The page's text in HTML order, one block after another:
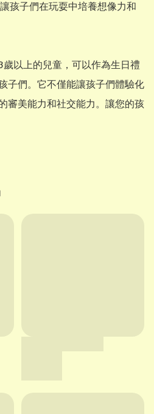
孩子們在玩耍中培養想像力和
以上的兒童，可以作為生日禮
子們。它不僅能讓孩子們體驗化
審美能力和社交能力。讓您的孩